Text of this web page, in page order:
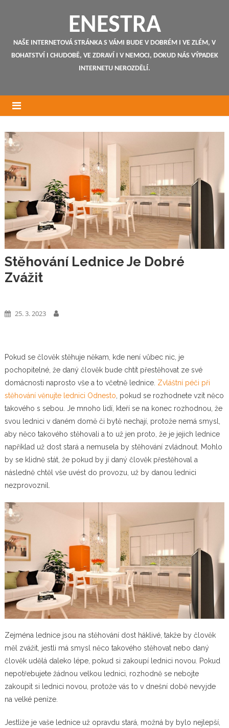
ENESTRA
NAŠE INTERNETOVÁ STRÁNKA S VÁMI BUDE V DOBRÉM I VE ZLÉM, V
BOHATSTVÍ I CHUDOBĚ, VE ZDRAVÍ I V NEMOCI, DOKUD NÁS VÝPADEK
INTERNETU NEROZDĚLÍ.
Stěhování Lednice Je Dobré
Zvážit
25. 3. 2023
Pokud se člověk stěhuje někam, kde není vůbec nic, je
pochopitelné, že daný člověk bude chtít přestěhovat ze své
domácnosti naprosto vše a to včetně lednice. Zvláštní péči při
stěhování věnujte lednici Odnesto , pokud se rozhodnete vzít něco
takového s sebou. Je mnoho lidí, kteří se na konec rozhodnou, že
svou lednici v daném domě či bytě nechají, protože nemá smysl,
aby něco takového stěhovali a to už jen proto, že je jejich lednice
například už dost stará a nemusela by stěhování zvládnout. Mohlo
by se klidně stát, že pokud by jí daný člověk přestěhoval a
následně chtěl vše uvést do provozu, už by danou lednici
nezprovoznil.
Zejména lednice jsou na stěhování dost háklivé, takže by člověk
měl zvážit, jestli má smysl něco takového stěhovat nebo daný
člověk udělá daleko lépe, pokud si zakoupí lednici novou. Pokud
nepotřebujete žádnou velkou lednici, rozhodně se nebojte
zakoupit si lednici novou, protože vás to v dnešní době nevyjde
na velké peníze.
Jestliže je vaše lednice už opravdu stará, možná by bylo nejlepší,